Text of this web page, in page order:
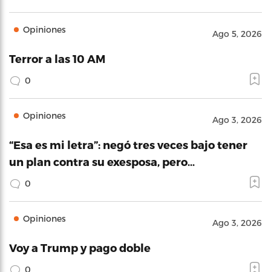
Opiniones Ago 5, 2026
Terror a las 10 AM
0
Opiniones Ago 3, 2026
“Esa es mi letra”: negó tres veces bajo tener
un plan contra su exesposa, pero…
0
Opiniones Ago 3, 2026
Voy a Trump y pago doble
0